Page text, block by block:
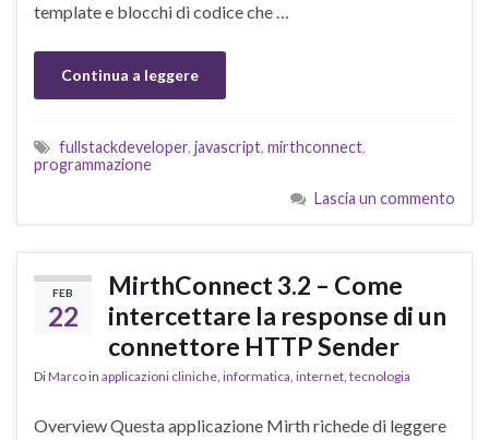
template e blocchi di codice che …
Continua a leggere
fullstackdeveloper, javascript, mirthconnect,
programmazione
Lascia un commento
FEB
22
MirthConnect 3.2 – Come
intercettare la response di un
connettore HTTP Sender
DiMarcoin applicazioni cliniche, informatica, internet, tecnologia
Overview Questa applicazione Mirth richede di leggere